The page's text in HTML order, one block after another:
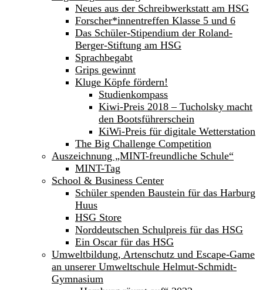
Neues aus der Schreibwerkstatt am HSG
Forscher*innentreffen Klasse 5 und 6
Das Schüler-Stipendium der Roland-
Berger-Stiftung am HSG
Sprachbegabt
Grips gewinnt
Kluge Köpfe fördern!
Studienkompass
Kiwi-Preis 2018 – Tucholsky macht
den Bootsführerschein
KiWi-Preis für digitale Wetterstation
The Big Challenge Competition
Auszeichnung „MINT-freundliche Schule“
MINT-Tag
School & Business Center
Schüler spenden Baustein für das Harburg
Huus
HSG Store
Norddeutschen Schulpreis für das HSG
Ein Oscar für das HSG
Umweltbildung, Artenschutz und Escape-Game
an unserer Umweltschule Helmut-Schmidt-
Gymnasium